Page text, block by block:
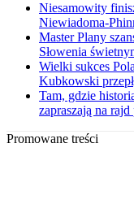
Niesamowity
Niewiadoma-
Master Plany
Słowenia
Wielki sukces
Kubkowski
Tam, gdzie
zapraszają na
Promowane treści